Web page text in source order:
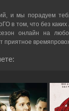
и мы порадуем
в том, что без
онлайн на
приятное